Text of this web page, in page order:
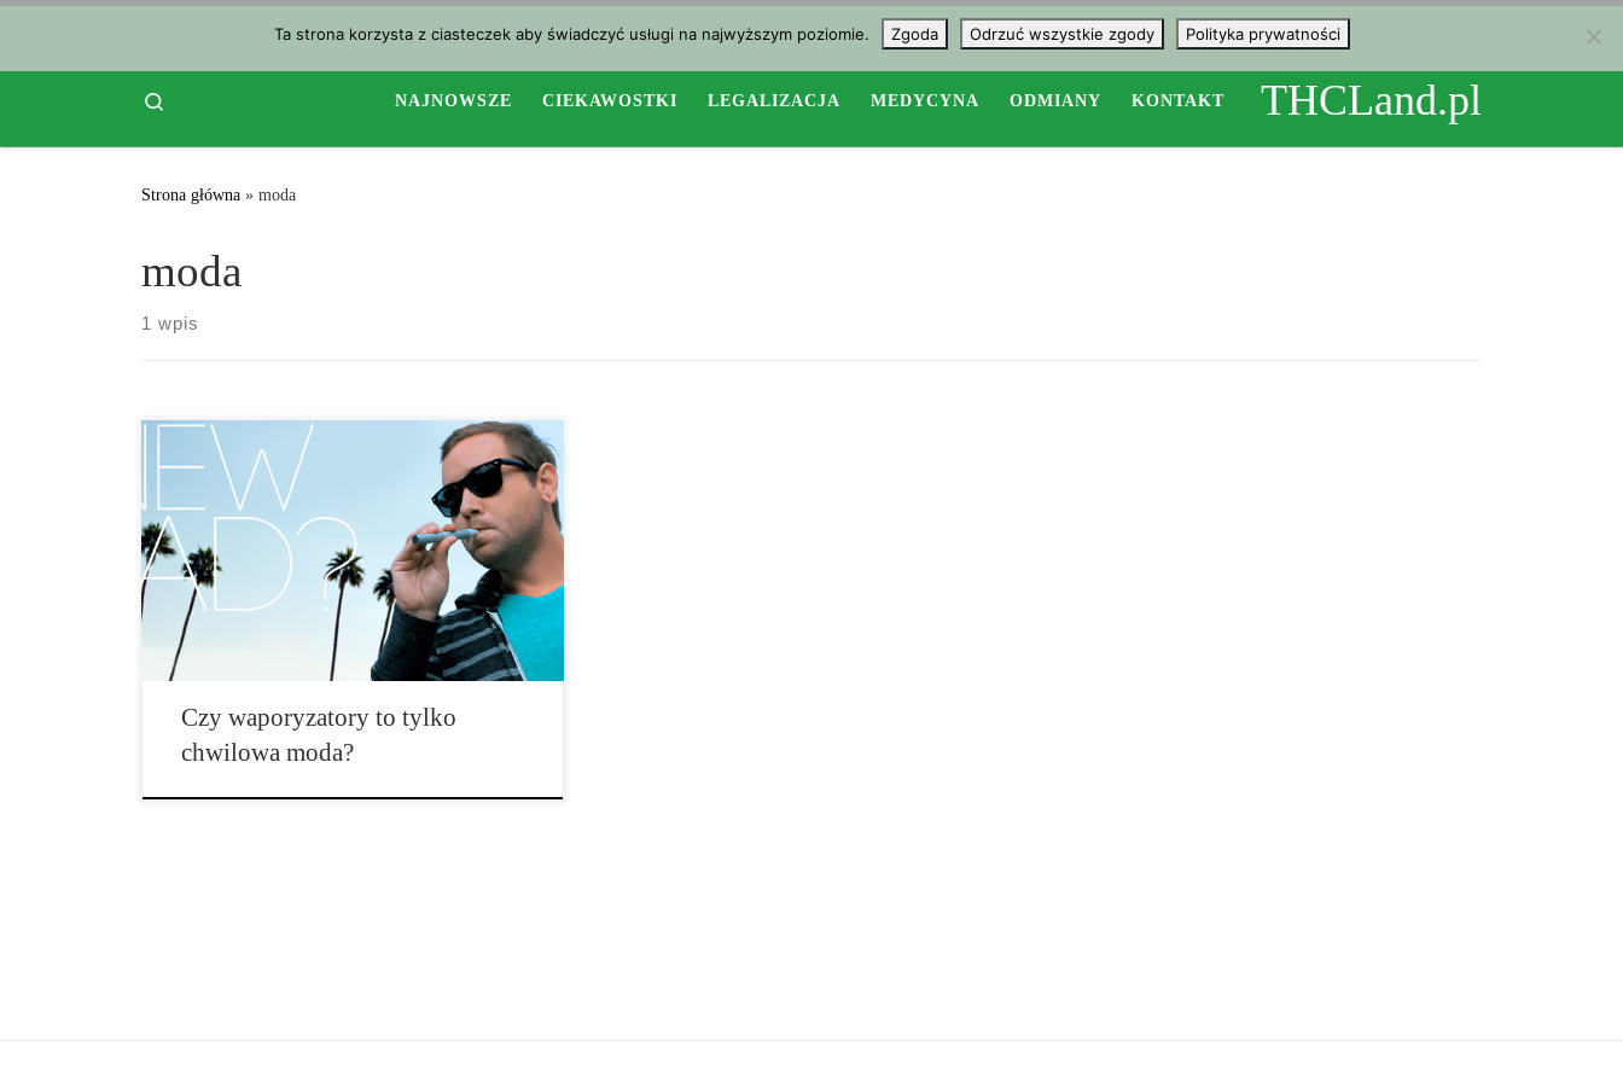
THCLand.pl
NAJNOWSZE CIEKAWOSTKI LEGALIZACJA MEDYCYNA ODMIANY KONTAKT
Strona główna » moda
moda
1 wpis
Oczyszczanie tłoczonymi na zimno sokami. Węgiel
aktywny. Ssanie oleju kokosowego. Dieta
bezglutenowa. Waporyzatory? Chociaż trendy
zdrowotne przychodzą i odchodzą, kilka z tych, które
się pojawiają, okazują się być faktycznie korzystnymi,
a nie tylko chwilową modą, która przemija. Nie
zawsze łatwo […]
Czy waporyzatory to tylko
chwilowa moda?
Ta strona korzysta z ciasteczek aby świadczyć usługi na najwyższym poziomie. Zgoda Odrzuć wszystkie zgody Polityka prywatności